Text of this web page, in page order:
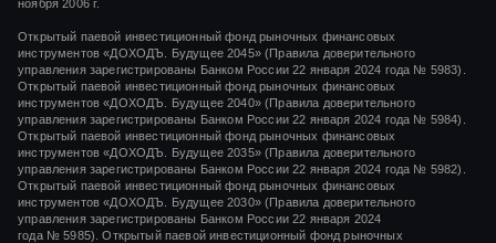
ноября 2006 г.
Открытый паевой инвестиционный фонд рыночных финансовых
инструментов «ДОХОДЪ. Будущее 2045» (Правила доверительного
управления зарегистрированы Банком России 22 января 2024 года № 5983).
Открытый паевой инвестиционный фонд рыночных финансовых
инструментов «ДОХОДЪ. Будущее 2040» (Правила доверительного
управления зарегистрированы Банком России 22 января 2024 года № 5984).
Открытый паевой инвестиционный фонд рыночных финансовых
инструментов «ДОХОДЪ. Будущее 2035» (Правила доверительного
управления зарегистрированы Банком России 22 января 2024 года № 5982).
Открытый паевой инвестиционный фонд рыночных финансовых
инструментов «ДОХОДЪ. Будущее 2030» (Правила доверительного
управления зарегистрированы Банком России 22 января 2024
года № 5985). Открытый паевой инвестиционный фонд рыночных